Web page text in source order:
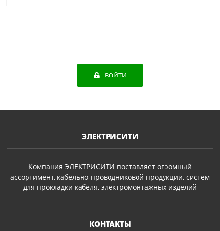
ВОЙТИ
ЭЛЕКТРИСИТИ
Компания ЭЛЕКТРИСИТИ поставляет огромный
ассортимент, кабельно-проводниковой продукции, систем
для прокладки кабеля, электромонтажных изделий
КОНТАКТЫ